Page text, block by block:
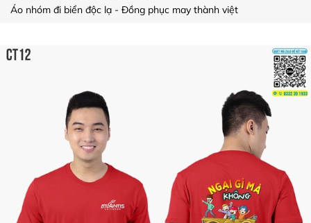
Áo nhóm đi biển độc lạ - Đồng phục may thành việt